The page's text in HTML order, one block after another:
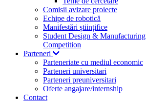
Comisii avizare proiecte
Echipe de robotică
Manifestări științifice
Student Design & Manufacturing
Competition
Parteneri
Parteneriate cu mediul economic
Parteneri universitari
Parteneri preuniversitari
Oferte angajare/internship
Contact